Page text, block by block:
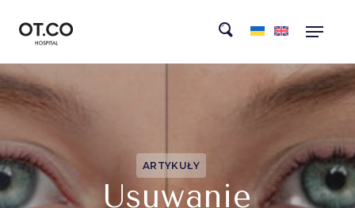
ARTYKUŁY
Usuwanie